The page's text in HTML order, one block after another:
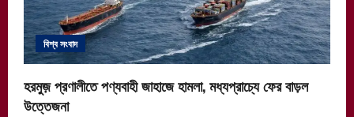
বিশ্ব সংবাদ
হরমুজ় প্রণালীতে পণ্যবাহী জাহাজে হামলা, মধ্যপ্রাচ্যে ফের বাড়ল
উত্তেজনা